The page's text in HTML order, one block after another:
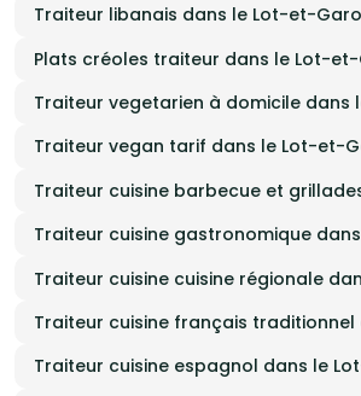
Traiteur libanais dans le Lot-et-
Plats créoles traiteur dans le Lot-
Traiteur vegan tarif dans le Lot-et-
Traiteur cuisine espagnol dans le